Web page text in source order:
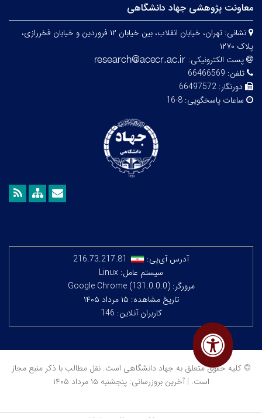
معاونت پژوهشی جهاد دانشگاهی
نشانی:
تهران، خیابان انقلاب، بین خیابان ۱۲ فروردین و خیابان فخررازی،
پلاک ۱۲۷۰
پست الکترونیکی:
تلفن: 66466569
دورنگار: 66497572
ساعات پاسخگویی: 8-16
آدرس آی‌پی:
216.73.217.81
سیستم عامل: Linux
مرورگر: Google Chrome (131.0.0.0)
تاریخ مشاهده: ۱۵ مرداد ۱۴۰۵
کاربران آنلاین: 146
© کلیه حقوق متعلق به جهاد دانشگاهی است. نقل مطالب با ذکر منبع مجاز
است. | آخرین بروزرسانی: پنجشنبه ۱۵ مرداد ۱۴۰۵